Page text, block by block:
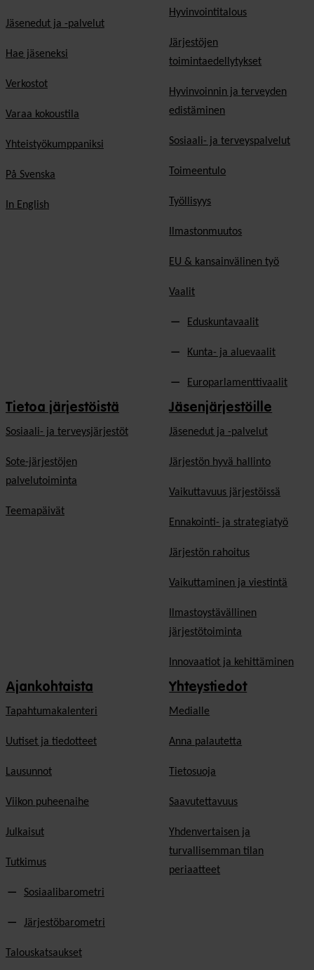
Jäsenedut ja -palvelut
Hae jäseneksi
Verkostot
Varaa kokoustila
Yhteistyökumppaniksi
På Svenska
In English
Hyvinvointitalous
Järjestöjen
toimintaedellytykset
Hyvinvoinnin ja terveyden
edistäminen
Sosiaali- ja terveyspalvelut
Toimeentulo
Työllisyys
Ilmastonmuutos
EU & kansainvälinen työ
Vaalit
Eduskuntavaalit
Kunta- ja aluevaalit
Europarlamenttivaalit
Tietoa järjestöistä
Sosiaali- ja terveysjärjestöt
Sote-järjestöjen
palvelutoiminta
Teemapäivät
Jäsenjärjestöille
Jäsen­edut ja -palvelut
Järjestön hyvä hallinto
Vaikuttavuus järjestöissä
Ennakointi- ja strategiatyö
Järjestön rahoitus
Vaikuttaminen ja viestintä
Ilmastoystävällinen
järjestötoiminta
Innovaatiot ja kehittäminen
Ajankohtaista
Tapahtumakalenteri
Uutiset ja tiedotteet
Lausunnot
Viikon puheenaihe
Julkaisut
Tutkimus
Sosiaalibarometri
Järjestöbarometri
Talouskatsaukset
Yhteystiedot
Medialle
Anna palautetta
Tietosuoja
Saavutettavuus
Yhdenvertaisen ja
turvallisemman tilan
periaatteet